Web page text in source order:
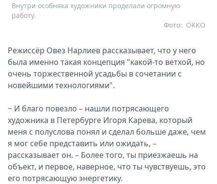
Внутри особняка художники проделали огромную
работу.
OKKO
Фото:
Режиссёр Овез Нарлиев рассказывает, что у него
была именно такая концепция "какой-то ветхой, но
очень торжественной усадьбы в сочетании с
новейшими технологиями".
− И благо повезло – нашли потрясающего
художника в Петербурге Игоря Карева, который
меня с полуслова понял и сделал больше даже, чем
я мог себе представить или ожидать, –
рассказывает он. – Более того, ты приезжаешь на
объект, и первое, наверное, что ты чувствуешь, это
его потрясающую энергетику.